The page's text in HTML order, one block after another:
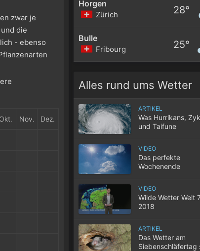
zwar je
die
- ebenso
Okt. Nov. Dez.
Horgen
Zürich 28°
Bulle
Fribourg 25°
Alles rund ums Wetter
ARTIKEL
Was Hurrikans,
und Taifune
VIDEO
Das perfekte
Wochenende
VIDEO
Wilde Wetter Welt
2018
ARTIKEL
Das Wetter am
Siebenschläfertag